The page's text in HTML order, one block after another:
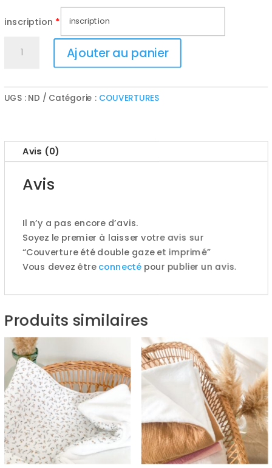
inscription *
double
imprimé
Ajouter au panier
UGS : ND Catégorie : COUVERTURES
Avis (0)
Avis
Il n’y a pas encore d’avis.
Soyez le premier à laisser votre avis sur
“Couverture été double gaze et imprimé”
Vous devez êtreconnectépour publier un avis.
Produits similaires